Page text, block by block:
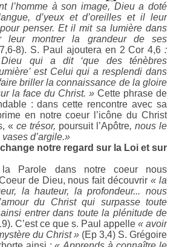
l’homme à son image, Dieu a doté
d’yeux et d’oreilles et il leur
penser. Et il mit sa lumière dans
leur montrer la grandeur de ses
8). S. Paul ajoutera en 2 Cor 4,6:
qui a dit ‘que des ténèbres
est Celui qui a resplendi dans
briller la connaissance de la gloire
la face du Christ. » Cette phrase de
: dans cette rencontre avec sa
en notre coeur l’icône du Christ
« ce trésor, poursuit l’Apôtre, nous le
d’argile.»
notre regard sur la Loi et sur
la Parole dans notre coeur nous
de Dieu, nous fait découvrir« la
la hauteur, la profondeur... nous
du Christ qui surpasse toute
entrer dans toute la plénitude de
C’est ce que s. Paul appelle « avoir
du Christ » (Ep 3,4) S. Grégoire